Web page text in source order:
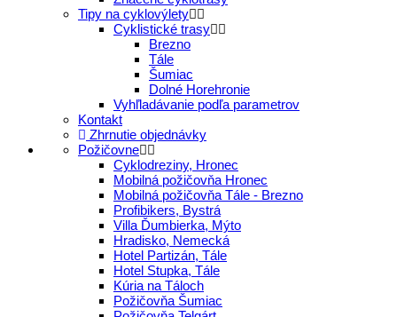
Tipy na cyklovýlety
Cyklistické trasy
Brezno
Tále
Šumiac
Dolné Horehronie
Vyhľladávanie podľa parametrov
Kontakt
Zhrnutie objednávky
Požičovne
Cyklodreziny, Hronec
Mobilná požičovňa Hronec
Mobilná požičovňa Tále - Brezno
Profibikers, Bystrá
Villa Ďumbierka, Mýto
Hradisko, Nemecká
Hotel Partizán, Tále
Hotel Stupka, Tále
Kúria na Táloch
Požičovňa Šumiac